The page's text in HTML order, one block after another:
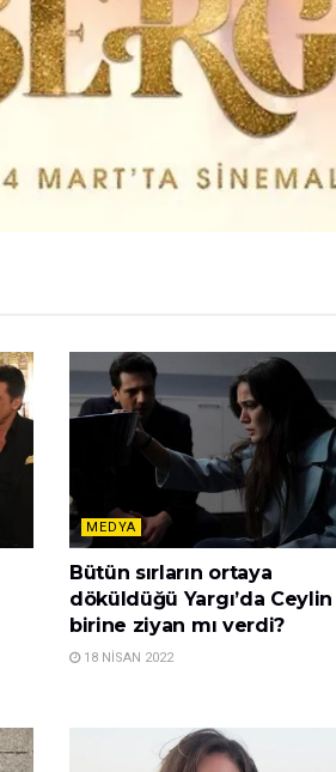
MEDYA
Bütün sırların ortaya
döküldüğü Yargı’da Ceylin
birine ziyan mı verdi?
18 NISAN 2022